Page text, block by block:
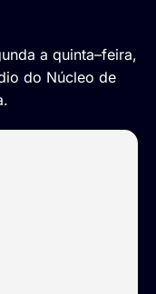
a quinta–feira,
do Núcleo de